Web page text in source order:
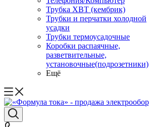
Трубка ХВТ (кембрик)
Трубки и перчатки холодной
усадки
Трубки термоусадочные
Коробки распаячные,
разветвительные,
установочные(подрозетники)
Ещё